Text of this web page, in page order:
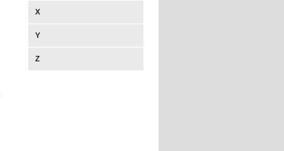
X
Y
Z